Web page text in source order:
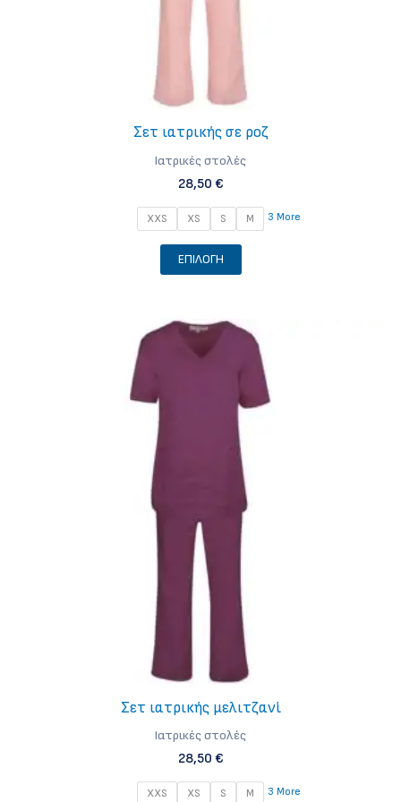
Σετ ιατρικής σε ροζ
Iατρικές στολές
28,50 €
XXS XS S M 3 More
ΕΠΙΛΟΓΉ
Αυτό
το
πολλαπλές
παραλλαγές.
Οι
μπορούν
να
επιλεγούν
στη
σελίδα
προϊόντος
Σετ ιατρικής μελιτζανί
Iατρικές στολές
28,50 €
XXS XS S M 3 More